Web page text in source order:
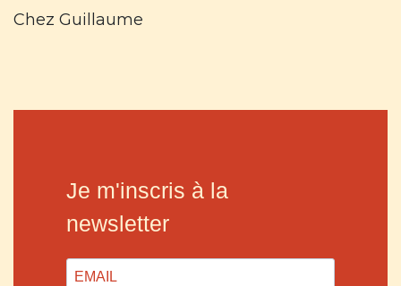
Chez Guillaume
Je m'inscris à la
newsletter